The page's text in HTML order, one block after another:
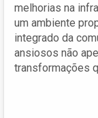
melhorias na
um ambiente
integrado da
ansiosos não
transformações